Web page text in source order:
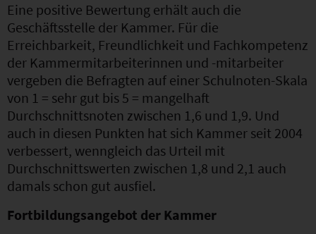
Eine positive Bewertung erhält auch die
Geschäftsstelle der Kammer. Für die
Erreichbarkeit, Freundlichkeit und Fachkompetenz
der Kammermitarbeiterinnen und -mitarbeiter
vergeben die Befragten auf einer Schulnoten-Skala
von 1 = sehr gut bis 5 = mangelhaft
Durchschnittsnoten zwischen 1,6 und 1,9. Und
auch in diesen Punkten hat sich Kammer seit 2004
verbessert, wenngleich das Urteil mit
Durchschnittswerten zwischen 1,8 und 2,1 auch
damals schon gut ausfiel.
Fortbildungsangebot der Kammer